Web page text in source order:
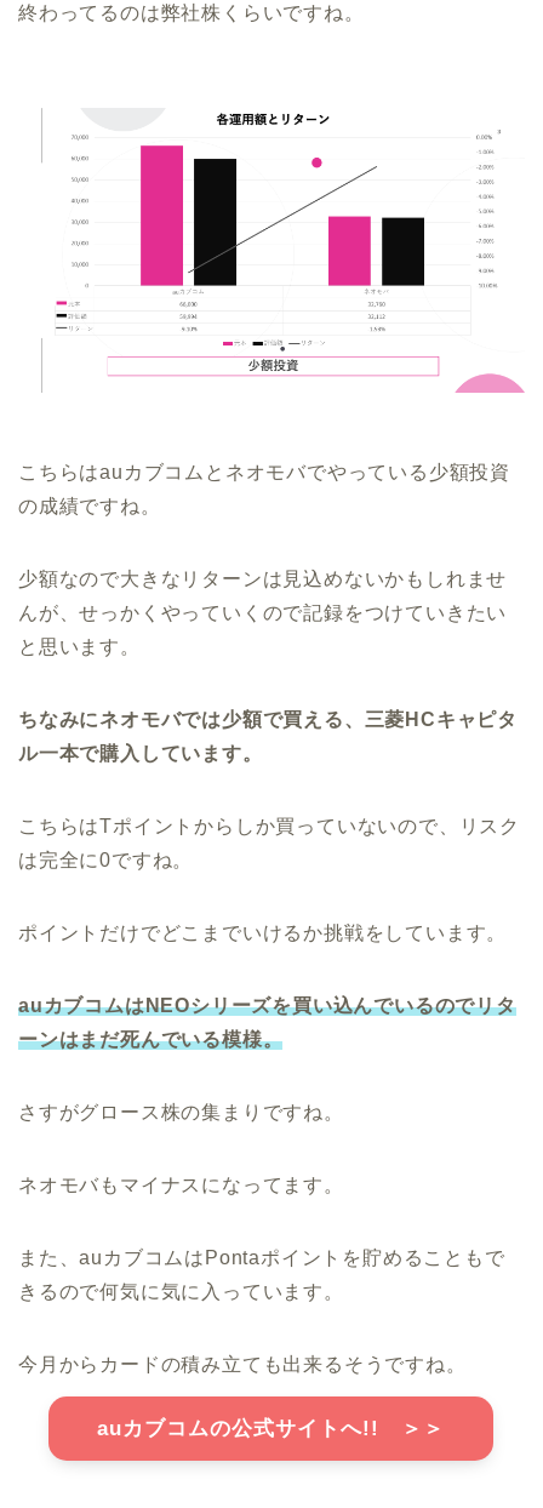
終わってるのは弊社株くらいですね。
こちらはauカブコムとネオモバでやっている少額投資
の成績ですね。
少額なので大きなリターンは見込めないかもしれませ
んが、せっかくやっていくので記録をつけていきたい
と思います。
ちなみにネオモバでは少額で買える、三菱HCキャピタ
ル一本で購入しています。
こちらはTポイントからしか買っていないので、リスク
は完全に0ですね。
ポイントだけでどこまでいけるか挑戦をしています。
auカブコムはNEOシリーズを買い込んでいるのでリタ
ーンはまだ死んでいる模様。
さすがグロース株の集まりですね。
ネオモバもマイナスになってます。
また、auカブコムはPontaポイントを貯めることもで
きるので何気に気に入っています。
今月からカードの積み立ても出来るそうですね。
auカブコムの公式サイトへ!! ＞＞